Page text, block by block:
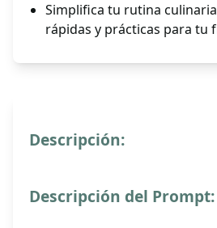
Simplifica tu rutina
rápidas y prácticas para tu
Descripción:
Descripción del Prompt: